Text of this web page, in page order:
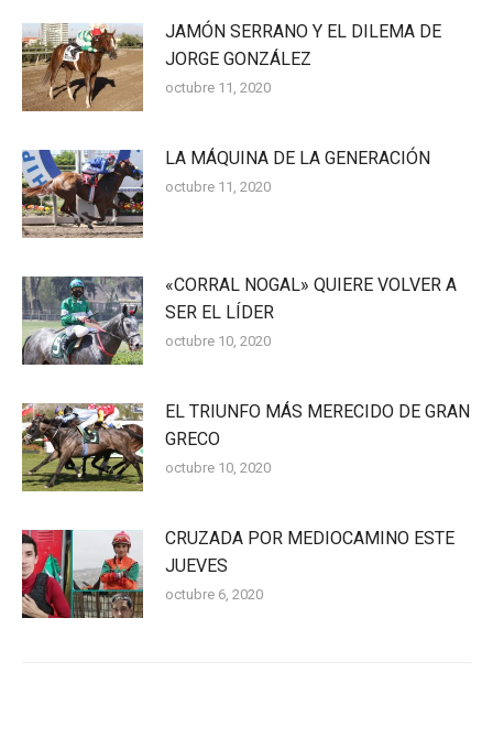
JAMÓN SERRANO Y EL DILEMA DE
JORGE GONZÁLEZ
octubre 11, 2020
LA MÁQUINA DE LA GENERACIÓN
octubre 11, 2020
«CORRAL NOGAL» QUIERE VOLVER A
SER EL LÍDER
octubre 10, 2020
EL TRIUNFO MÁS MERECIDO DE GRAN
GRECO
octubre 10, 2020
CRUZADA POR MEDIOCAMINO ESTE
JUEVES
octubre 6, 2020